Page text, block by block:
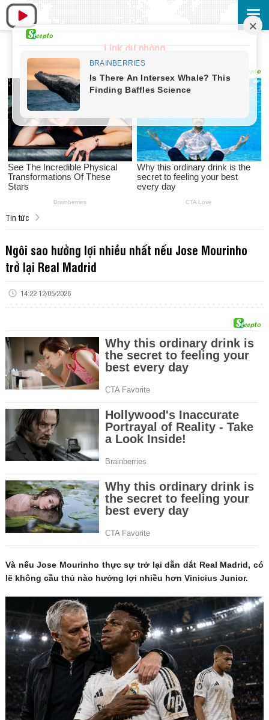
Link dự phòng
Tin tức
Ngôi sao hưởng lợi nhiều nhất nếu Jose Mourinho
trở lại Real Madrid
14:22 12/05/2026
Và nếu Jose Mourinho thực sự trở lại dẫn dắt Real Madrid, có
lẽ không cầu thủ nào hưởng lợi nhiều hơn Vinicius Junior.